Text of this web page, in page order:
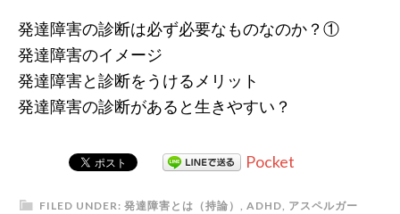
発達障害の診断は必ず必要なものなのか？①
発達障害のイメージ
発達障害と診断をうけるメリット
発達障害の診断があると生きやすい？
Pocket
FILED UNDER: 発達障害とは（持論） ADHD アスペルガー